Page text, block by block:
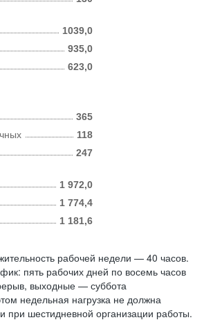
1039,0
935,0
623,0
365
247
118
1 972,0
1 774,4
1 181,6
рабочей недели — 40 часов.
пять рабочих дней по восемь часов
выходные — суббота
недельная нагрузка не должна
при шестидневной организации работы.